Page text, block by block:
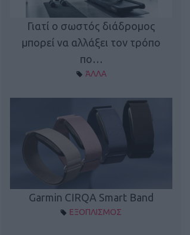
Γιατί ο σωστός διάδρομος
μπορεί να αλλάξει τον τρόπο
πο…
ΆΛΛΑ
Garmin CIRQA Smart Band
ΕΞΟΠΛΙΣΜΟΣ